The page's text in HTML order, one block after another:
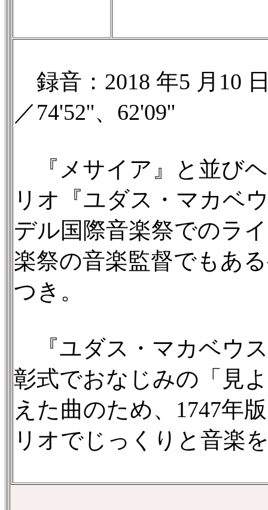
録音：2018 年5 月10
／74'52''、62'09''
『メサイア』と並び
リオ『ユダス・マカベ
デル国際音楽祭でのラ
楽祭の音楽監督でもあ
つき。
『ユダス・マカベウ
彰式でおなじみの「見
えた曲のため、1747年
リオでじっくりと音楽